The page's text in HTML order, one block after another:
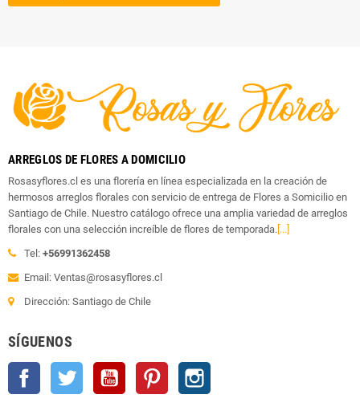
ARREGLOS DE FLORES A DOMICILIO
Rosasyflores.cl es una florería en línea especializada en la creación de
hermosos arreglos florales con servicio de entrega de Flores a Somicilio en
Santiago de Chile. Nuestro catálogo ofrece una amplia variedad de arreglos
florales con una selección increíble de flores de temporada. [...]
Tel: +56991362458
Email: Ventas@rosasyflores.cl
Dirección: Santiago de Chile
SÍGUENOS
Facebook Twitter YouTube Pinterest